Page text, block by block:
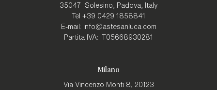
35047 Solesino, Padova, Italy
Tel +39 0429 1858841
E-mail: info@astesanluca.com
Partita IVA: IT05668930281
Milano
Via Vincenzo Monti 8, 20123